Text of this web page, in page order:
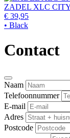
ZADEL XLC
€ 39,95
• Black
Contact
Naam
Telefoonnummer
E-mail
Adres
Postcode